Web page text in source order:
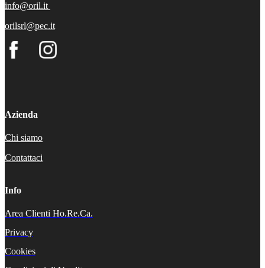
info@oril.it
orilsrl@pec.it
Azienda
Chi siamo
Contattaci
Info
Area Clienti Ho.Re.Ca.
Privacy
Cookies